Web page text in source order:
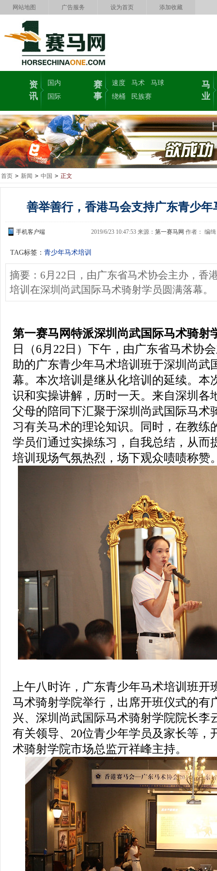
网站地图 广告服务 设为首页 添加收藏
资
讯
国内
国际
赛
事
速度 马术
马球
绕桶
民族赛
马
业
首页 > 新闻 > 中国 > 正文
善举善行，香港马会支持广东青少
手机客户端 2019/6/23 10:47:53 来源：第一赛马网 作者： 编缉
TAG标签： 青少年马术培训
摘要：6月22日，由广东省马术协会主办，香
培训在深圳尚武国际马术骑射学员圆满落幕。
第一赛马网特派深圳尚武国际马术骑射
日（6月 22 日）下午，由广东省马术协
助的广东青少年马术培训班于深圳尚武
幕。本次培训是继从化培训的延续。本
识和实操讲解，历时一天。来自深圳各
父母的陪同下汇聚于深圳尚武国际马术
习有关马术的理论知识。同时，在教练
学员们通过实操练习，自我总结，从而
培训现场气氛热烈，场下观众啧啧称赞
上午八时许，广东青少年马术培训班
马术骑射学院举行，出席开班仪式的有
兴、深圳尚武国际马术骑射学院院长李
有关领导、 20位青少年学员及家长等，
术骑射学院市场总监亓祥峰主持。